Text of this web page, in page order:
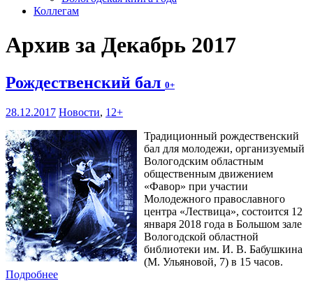
Коллегам
Архив за Декабрь 2017
Рождественский бал 0+
28.12.2017 Новости, 12+
Традиционный рождественский
бал для молодежи, организуемый
Вологодским областным
общественным движением
«Фавор» при участии
Молодежного православного
центра «Лествица», состоится 12
января 2018 года в Большом зале
Вологодской областной
библиотеки им. И. В. Бабушкина
(М. Ульяновой, 7) в 15 часов.
Подробнее